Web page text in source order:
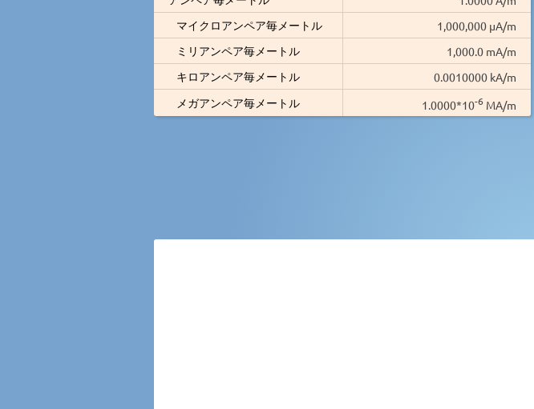
マイクロアンペア毎メートル
1,000,000 µA/m
ミリアンペア毎メートル
1,000.0 mA/m
キロアンペア毎メートル
0.0010000 kA/m
メガアンペア毎メートル
1.0000*10-6 MA/m